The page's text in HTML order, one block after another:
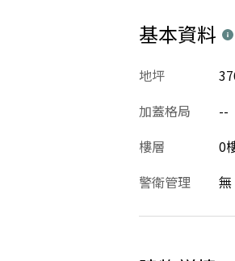
基本資料
地坪
加蓋格局
--
樓層
0
警衛管理
無